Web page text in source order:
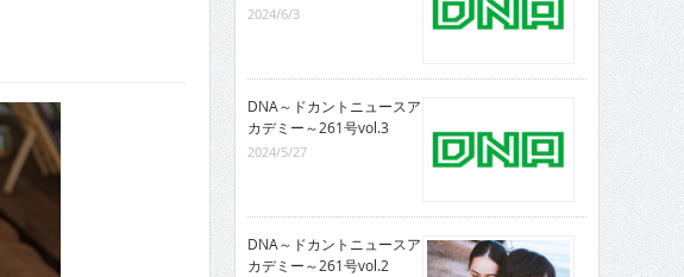
2024/6/3
DNA～ドカントニュースア
カデミー～261号vol.3
2024/5/27
DNA～ドカントニュースア
カデミー～261号vol.2